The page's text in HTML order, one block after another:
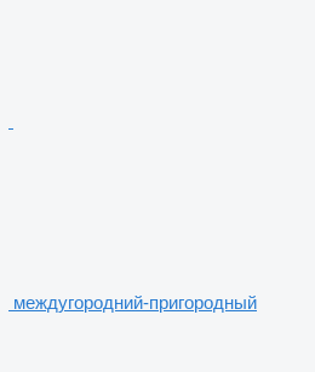
междугородний-пригородный